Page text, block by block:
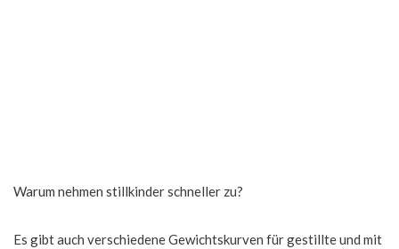
Warum nehmen stillkinder schneller zu?
Es gibt auch verschiedene Gewichtskurven für gestillte und mit